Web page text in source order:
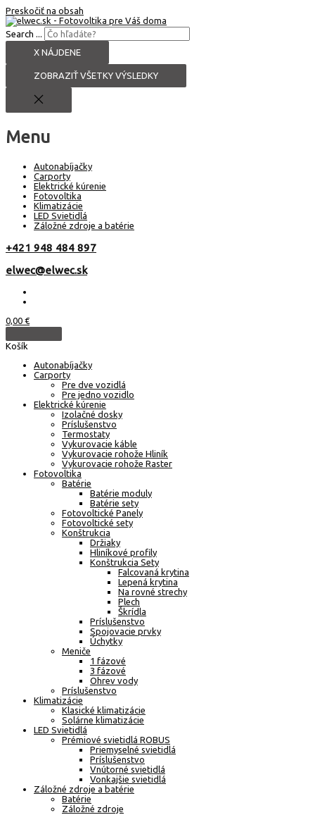
Preskočiť na obsah
Search ...
X NÁJDENE
ZOBRAZIŤ VŠETKY VÝSLEDKY
Menu
Autonabíjačky
Carporty
Elektrické kúrenie
Fotovoltika
Klimatizácie
LED Svietidlá
Záložné zdroje a batérie
+421 948 484 897
elwec@elwec.sk
0,00 €
Košík
Autonabíjačky
Carporty
Pre dve vozidlá
Pre jedno vozidlo
Elektrické kúrenie
Izolačné dosky
Príslušenstvo
Termostaty
Vykurovacie káble
Vykurovacie rohože Hliník
Vykurovacie rohože Raster
Fotovoltika
Batérie
Batérie moduly
Batérie sety
Fotovoltické Panely
Fotovoltické sety
Konštrukcia
Držiaky
Hliníkové profily
Konštrukcia Sety
Falcovaná krytina
Lepená krytina
Na rovné strechy
Plech
Škrídla
Príslušenstvo
Spojovacie prvky
Úchytky
Meniče
1 fázové
3 fázové
Ohrev vody
Príslušenstvo
Klimatizácie
Klasické klimatizácie
Solárne klimatizácie
LED Svietidlá
Prémiové svietidlá ROBUS
Priemyselné svietidlá
Príslušenstvo
Vnútorné svietidlá
Vonkajšie svietidlá
Záložné zdroje a batérie
Batérie
Záložné zdroje